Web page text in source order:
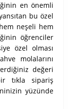
en önemli
bu özel
neşeli hem
öğrenciler
özel olması
molalarını
değeri
tıkla sipariş
yüzünde